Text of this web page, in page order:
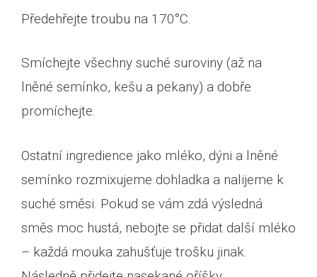
Předehřejte troubu na 170°C.
Smíchejte všechny suché suroviny (až na
lněné semínko, kešu a pekany) a dobře
promíchejte.
Ostatní ingredience jako mléko, dýni a lněné
semínko rozmixujeme dohladka a nalijeme k
suché směsi. Pokud se vám zdá výsledná
směs moc hustá, nebojte se přidat další mléko
– každá mouka zahušťuje trošku jinak.